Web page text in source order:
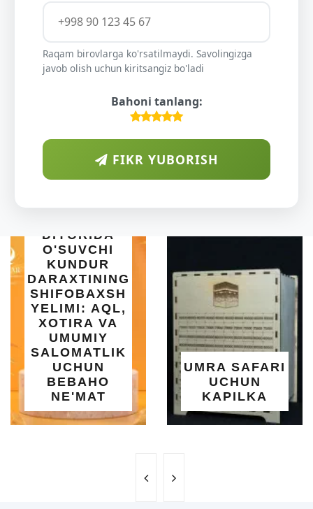
Raqam birovlarga ko'rsatilmaydi. Savolingizga
javob olish uchun kiritsangiz bo'ladi
Bahoni tanlang:
FIKR YUBORISH
DIYORIDA
O'SUVCHI
KUNDUR
DARAXTINING
SHIFOBAXSH
YELIMI: AQL,
XOTIRA VA
UMUMIY
SALOMATLIK
UCHUN
BEBAHO
NE'MAT
UMRA SAFARI
UCHUN
KAPILKA